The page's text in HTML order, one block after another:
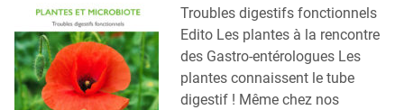
Troubles digestifs fonctionnels
Edito Les plantes à la rencontre
des Gastro-entérologues Les
plantes connaissent le tube
digestif ! Même chez nos